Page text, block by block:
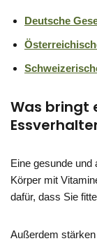
Deutsche
Was bringt
Eine gesunde und
Körper mit
dafür, dass Sie
Außerdem